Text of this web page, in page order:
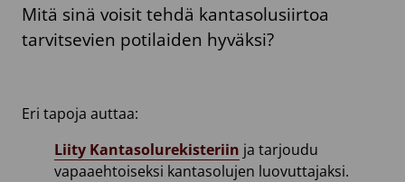
Mitä sinä voisit tehdä kantasolusiirtoa
tarvitsevien potilaiden hyväksi?
Eri tapoja auttaa:
Liity Kantasolurekisteriin ja tarjoudu
vapaaehtoiseksi kantasolujen luovuttajaksi.